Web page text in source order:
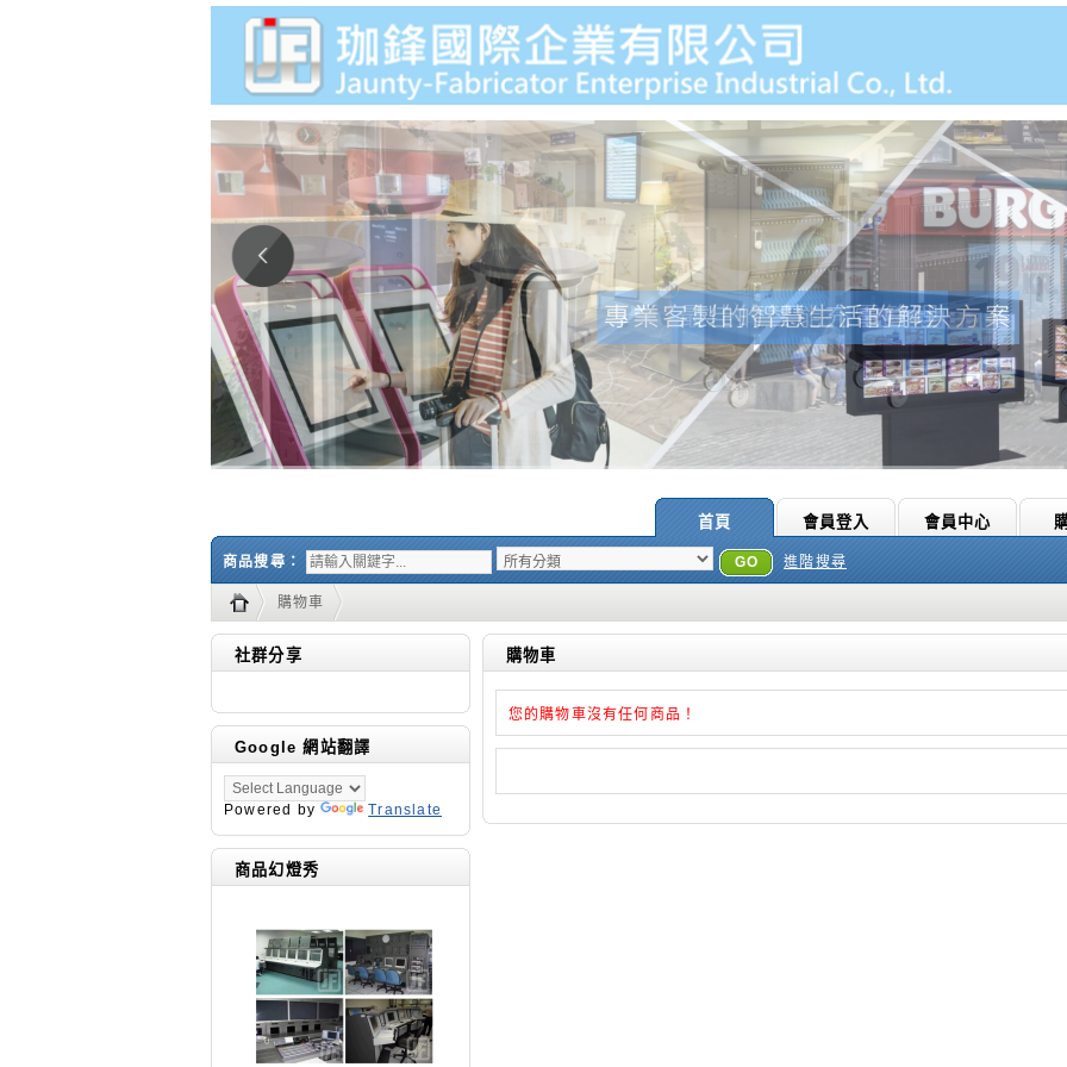
首頁 會員登入 會員中心
商品搜尋： GO 進階搜尋
購物車
社群分享
Google 網站翻譯
Powered by Translate
商品幻燈秀
購物車
您的購物車沒有任何商品！